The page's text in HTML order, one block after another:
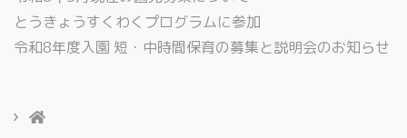
とうきょうすくわくプログラムに参加
令和8年度入園 短・中時間保育の募集と説明会のお知らせ